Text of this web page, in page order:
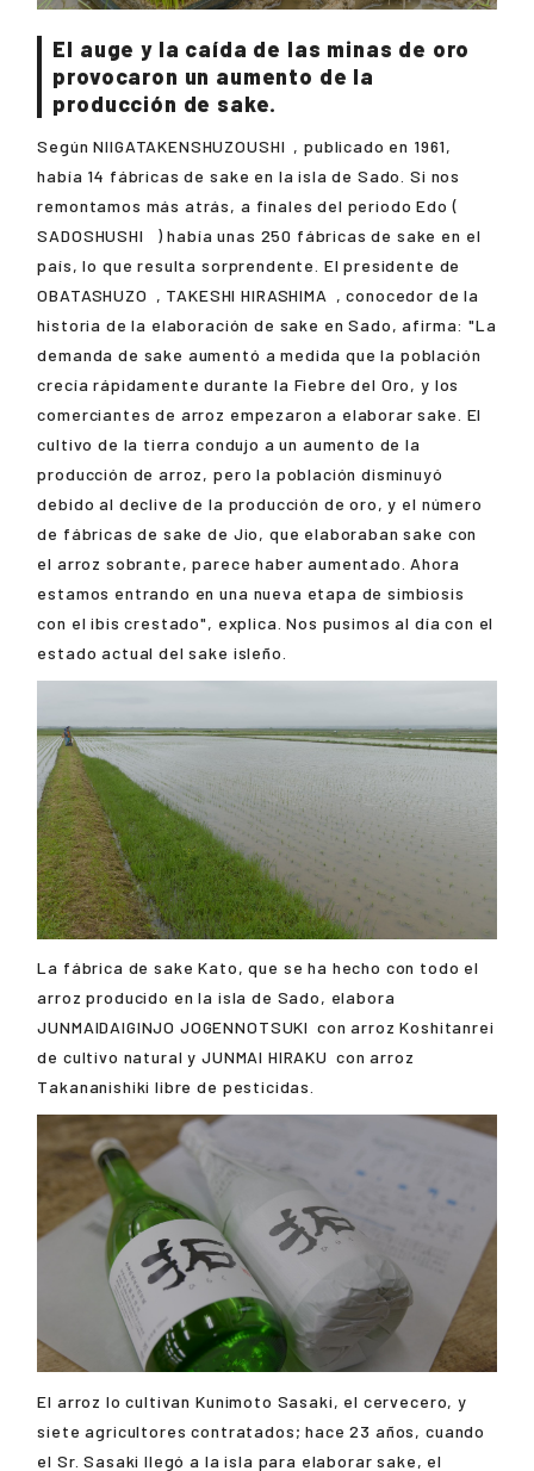
El auge y la caída de las minas de oro
provocaron un aumento de la
producción de sake.
SegúnNIIGATAKENSHUZOUSHI , publicado en 1961,
había 14 fábricas de sake en la isla de Sado. Si nos
remontamos más atrás, a finales del periodo Edo (
SADOSHUSHI
) había unas 250 fábricas de sake en el
país, lo que resulta sorprendente. El presidente de
OBATASHUZO , TAKESHI HIRASHIMA , conocedor de la
historia de la elaboración de sake en Sado, afirma: "La
demanda de sake aumentó a medida que la población
crecía rápidamente durante la Fiebre del Oro, y los
comerciantes de arroz empezaron a elaborar sake. El
cultivo de la tierra condujo a un aumento de la
producción de arroz, pero la población disminuyó
debido al declive de la producción de oro, y el número
de fábricas de sake de Jio, que elaboraban sake con
el arroz sobrante, parece haber aumentado. Ahora
estamos entrando en una nueva etapa de simbiosis
con el ibis crestado", explica. Nos pusimos al día con el
estado actual del sake isleño.
La fábrica de sake Kato, que se ha hecho con todo el
arroz producido en la isla de Sado, elabora
JUNMAIDAIGINJO JOGENNOTSUKI con arroz Koshitanrei
de cultivo natural y JUNMAI HIRAKU con arroz
Takananishiki libre de pesticidas.
El arroz lo cultivan Kunimoto Sasaki, el cervecero, y
siete agricultores contratados; hace 23 años, cuando
el Sr. Sasaki llegó a la isla para elaborar sake, el